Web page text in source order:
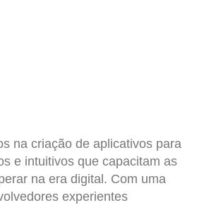
na criação de aplicativos para
e intuitivos que capacitam as
na era digital. Com uma
experientes